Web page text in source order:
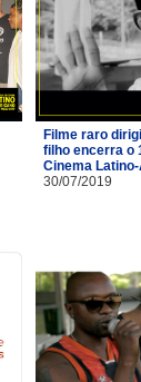
Filme raro
filho encerra o
Cinema
30/07/2019